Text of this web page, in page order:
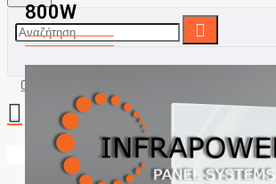
0 προϊόν(τα) - 0,00€
Το καλάθι αγορών είναι άδειο!
800W